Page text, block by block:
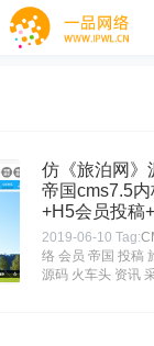
仿《旅泊网》
帝国cms7.5
+H5会员投稿
2019-06-10 Tag:
络 会员 帝国 投稿
源码 火车头 资讯